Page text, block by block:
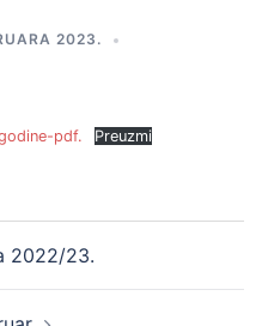
2023.
pdf. Preuzmi
2022/23.